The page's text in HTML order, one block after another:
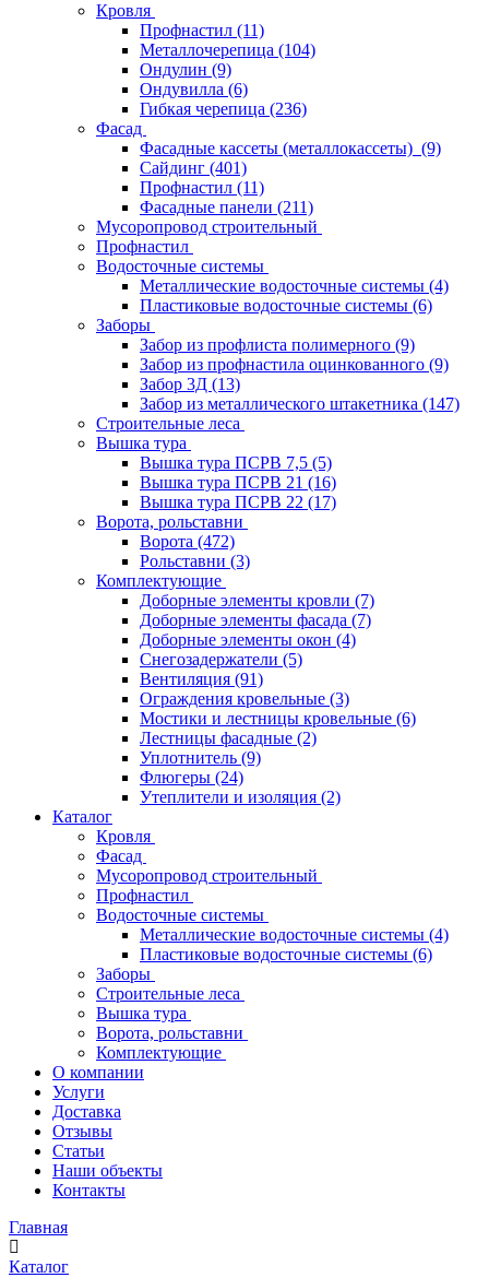
Кровля
Профнастил (11)
Металлочерепица (104)
Ондулин (9)
Ондувилла (6)
Гибкая черепица (236)
Фасад
Фасадные кассеты (металлокассеты) (9)
Сайдинг (401)
Профнастил (11)
Фасадные панели (211)
Мусоропровод строительный
Профнастил
Водосточные системы
Металлические водосточные системы (4)
Пластиковые водосточные системы (6)
Заборы
Забор из профлиста полимерного (9)
Забор из профнастила оцинкованного (9)
Забор 3Д (13)
Забор из металлического штакетника (147)
Строительные леса
Вышка тура
Вышка тура ПСРВ 7,5 (5)
Вышка тура ПСРВ 21 (16)
Вышка тура ПСРВ 22 (17)
Ворота, рольставни
Ворота (472)
Рольставни (3)
Комплектующие
Доборные элементы кровли (7)
Доборные элементы фасада (7)
Доборные элементы окон (4)
Снегозадержатели (5)
Вентиляция (91)
Ограждения кровельные (3)
Мостики и лестницы кровельные (6)
Лестницы фасадные (2)
Уплотнитель (9)
Флюгеры (24)
Утеплители и изоляция (2)
Каталог
Кровля
Фасад
Мусоропровод строительный
Профнастил
Водосточные системы
Металлические водосточные системы (4)
Пластиковые водосточные системы (6)
Заборы
Строительные леса
Вышка тура
Ворота, рольставни
Комплектующие
О компании
Услуги
Доставка
Отзывы
Статьи
Наши объекты
Контакты
Главная
Каталог